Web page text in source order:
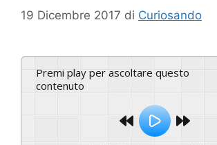
19 Dicembre 2017 di Curiosando
Premi play per ascoltare questo
contenuto